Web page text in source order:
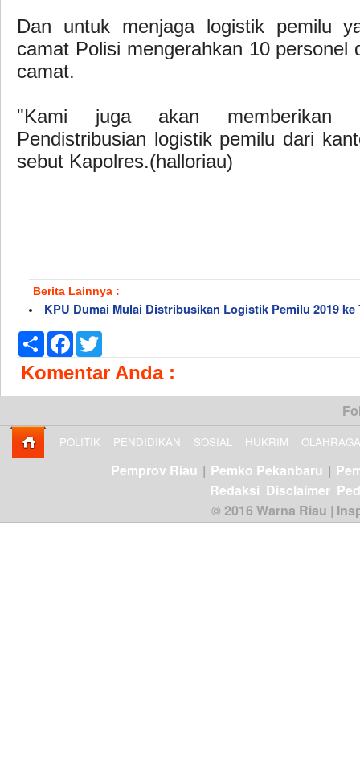
Dan untuk menjaga logistik pemilu
camat Polisi mengerahkan 10 personel
camat.
"Kami juga akan memberikan
Pendistribusian logistik pemilu dari
sebut Kapolres.(halloriau)
Berita Lainnya :
KPU Dumai Mulai Distribusikan Logistik Pemilu 2019 ke
Share Facebook
Komentar Anda :
POLITIK PENDIDIKAN SOSIAL HUKRIM OLAHRAGA
Pemprov Riau | Pemko Pekanbaru |
Redaksi Disclaimer
© 2016 Warna Riau |